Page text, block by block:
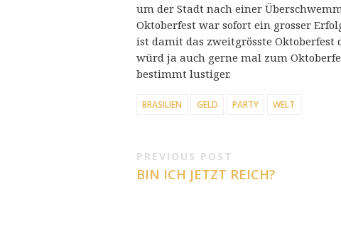
um der Stadt nach einer
Oktoberfest war sofort ein grosser
ist damit das zweitgrösste Oktoberfest
würd ja auch gerne mal zum
bestimmt lustiger.
BRASILIEN GELD PARTY WELT
PREVIOUS POST
BIN ICH JETZT REICH?